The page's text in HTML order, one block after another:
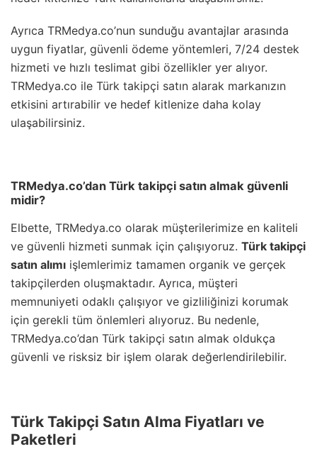
Ayrıca TRMedya.co’nun sunduğu avantajlar arasında
uygun fiyatlar, güvenli ödeme yöntemleri, 7/24 destek
hizmeti ve hızlı teslimat gibi özellikler yer alıyor.
TRMedya.co ile Türk takipçi satın alarak markanızın
etkisini artırabilir ve hedef kitlenize daha kolay
ulaşabilirsiniz.
TRMedya.co’dan Türk takipçi satın almak güvenli
midir?
Elbette, TRMedya.co olarak müşterilerimize en kaliteli
ve güvenli hizmeti sunmak için çalışıyoruz. Türk takipçi
satın alımı işlemlerimiz tamamen organik ve gerçek
takipçilerden oluşmaktadır. Ayrıca, müşteri
memnuniyeti odaklı çalışıyor ve gizliliğinizi korumak
için gerekli tüm önlemleri alıyoruz. Bu nedenle,
TRMedya.co’dan Türk takipçi satın almak oldukça
güvenli ve risksiz bir işlem olarak değerlendirilebilir.
Türk Takipçi Satın Alma Fiyatları ve
Paketleri